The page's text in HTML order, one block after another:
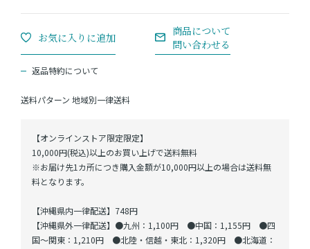
送料パターン 地域別一律送料
返品特約について
【オンラインストア限定限定】
10,000円(税込)以上のお買い上げで送料無料
※お届け先1カ所につき購入金額が10,000円以上の場合は送料無
料となります。
【沖縄県内一律配送】748円
【沖縄県外一律配送】●九州：1,100円 ●中国：1,155円 ●四
国～関東：1,210円 ●北陸・信越・東北：1,320円 ●北海道：